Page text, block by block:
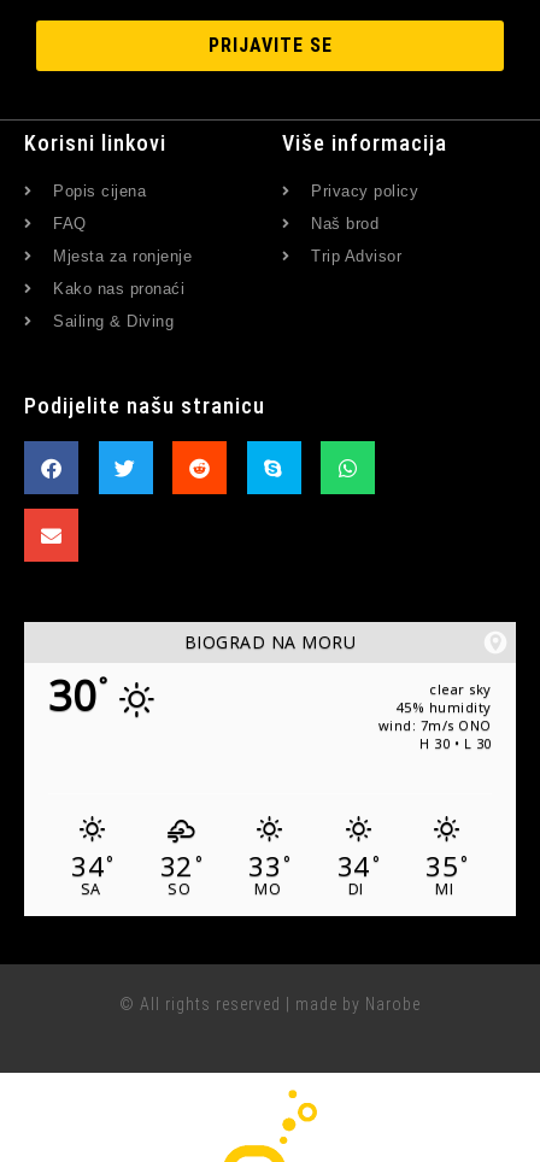
PRIJAVITE SE
Korisni linkovi
Popis cijena
FAQ
Mjesta za ronjenje
Kako nas pronaći
Sailing & Diving
Više informacija
Privacy policy
Naš brod
Trip Advisor
Podijelite našu stranicu
BIOGRAD NA MORU
30°
clear sky
45% humidity
wind: 7m/s ONO
H 30 • L 30
34°
SA
32 °
SO
33 °
MO
34°
DI
35°
MI
© All rights reserved | made by Narobe